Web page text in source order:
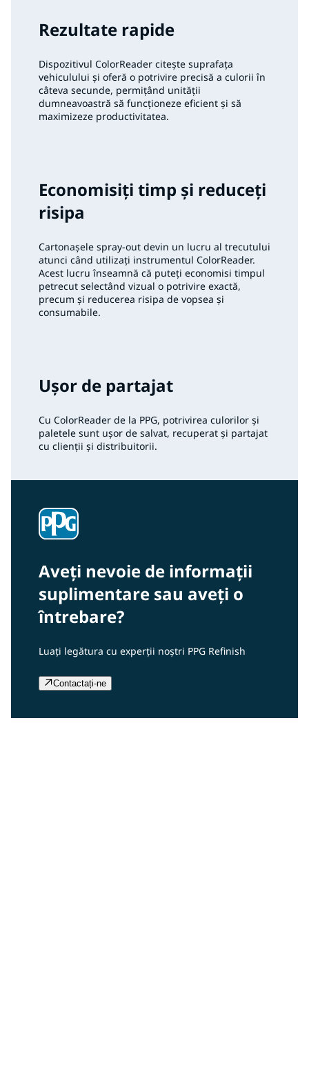
Rezultate rapide
Dispozitivul ColorReader citește suprafața
vehiculului și oferă o potrivire precisă a culorii în
câteva secunde, permițând unității
dumneavoastră să funcționeze eficient și să
maximizeze productivitatea.
Economisiți timp și reduceți
risipa
Cartonașele spray-out devin un lucru al trecutului
atunci când utilizați instrumentul ColorReader.
Acest lucru înseamnă că puteți economisi timpul
petrecut selectând vizual o potrivire exactă,
precum și reducerea risipa de vopsea și
consumabile.
Ușor de partajat
Cu ColorReader de la PPG, potrivirea culorilor și
paletele sunt ușor de salvat, recuperat și partajat
cu clienții și distribuitorii.
Aveți nevoie de informații
suplimentare sau aveți o
întrebare?
Luați legătura cu experții noștri PPG Refinish
Contactați-ne